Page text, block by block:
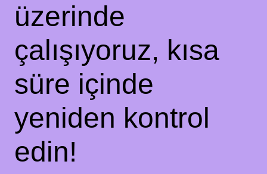
üzerinde
çalışıyoruz, kısa
süre içinde
yeniden kontrol
edin!